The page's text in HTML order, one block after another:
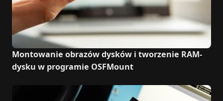
Montowanie obrazów dysków i tworzenie RAM-
dysku w programie OSFMount